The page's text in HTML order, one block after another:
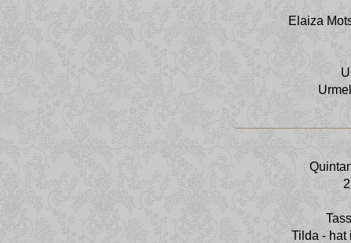
Elaiza
Tilda - hat